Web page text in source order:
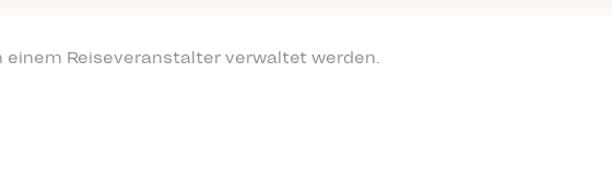
Reiseveranstalter verwaltet werden.